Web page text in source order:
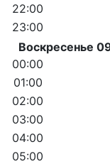
22:00
23:00
Воскресенье
00:00
01:00
02:00
03:00
04:00
05:00